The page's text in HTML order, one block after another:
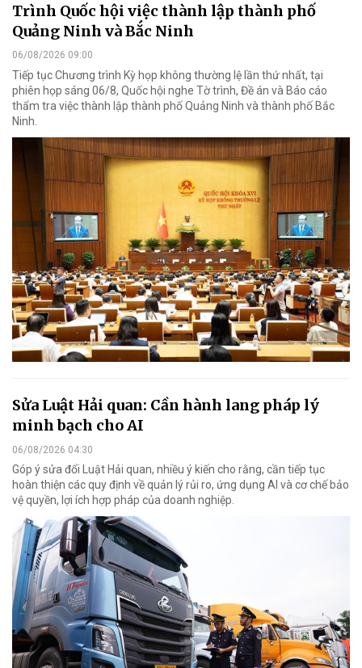
Trình Quốc hội việc thành lập thành phố
Quảng Ninh và Bắc Ninh
06/08/2026 09:00
Tiếp tục Chương trình Kỳ họp không thường lệ lần thứ nhất, tại
phiên họp sáng 06/8, Quốc hội nghe Tờ trình, Đề án và Báo cáo
thẩm tra việc thành lập thành phố Quảng Ninh và thành phố Bắc
Ninh.
Sửa Luật Hải quan: Cần hành lang pháp lý
minh bạch cho AI
06/08/2026 04:30
Góp ý sửa đổi Luật Hải quan, nhiều ý kiến cho rằng, cần tiếp tục
hoàn thiện các quy định về quản lý rủi ro, ứng dụng AI và cơ chế bảo
vệ quyền, lợi ích hợp pháp của doanh nghiệp.